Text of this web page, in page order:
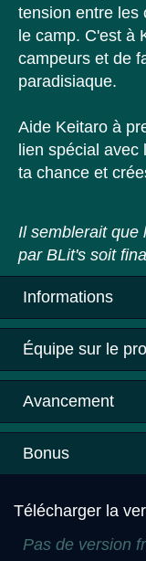
tension entre les
le camp. C'est à
campeurs et de
paradisiaque.
Aide Keitaro à
lien spécial
ta chance et
Il semblerait que
par BLit's soit
Informations
Équipe sur le
Avancement
Bonus
Télécharger la
Pas de version